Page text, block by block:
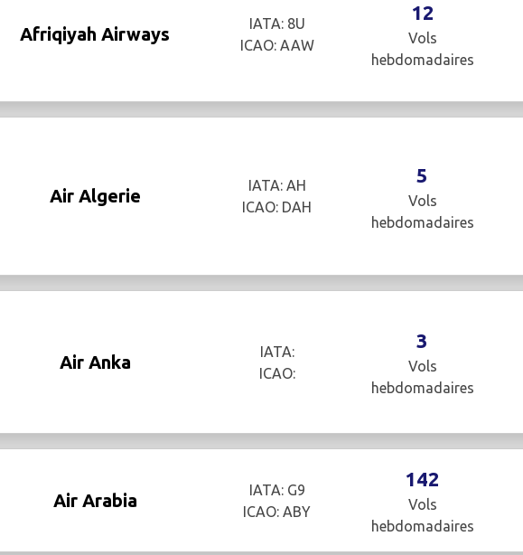
Afriqiyah Airways
IATA: 8U
ICAO: AAW
12
Vols
hebdomadaires
Air Algerie
IATA: AH
ICAO: DAH
5
Vols
hebdomadaires
Air Anka
IATA:
ICAO:
3
Vols
hebdomadaires
Air Arabia
IATA: G9
ICAO: ABY
142
Vols
hebdomadaires